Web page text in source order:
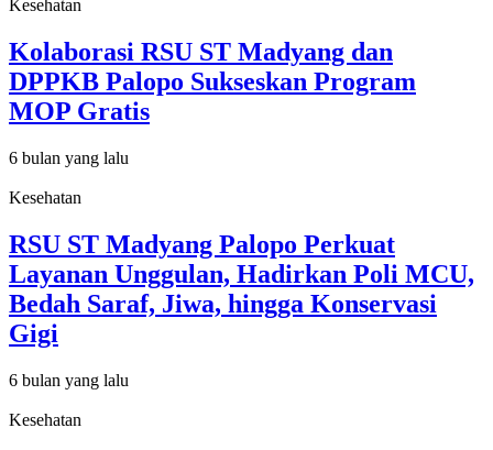
Kesehatan
Kolaborasi RSU ST Madyang dan
DPPKB Palopo Sukseskan Program
MOP Gratis
6 bulan yang lalu
Kesehatan
RSU ST Madyang Palopo Perkuat
Layanan Unggulan, Hadirkan Poli MCU,
Bedah Saraf, Jiwa, hingga Konservasi
Gigi
6 bulan yang lalu
Kesehatan